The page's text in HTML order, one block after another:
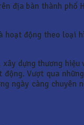
địa bàn thành phố
hoạt động theo loại
dựng thương
Vượt qua
ngày càng chuyên